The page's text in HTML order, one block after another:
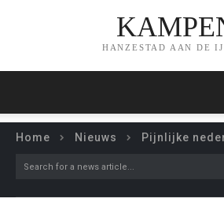
HANZESTAD AAN DE
Home Nieuws Pijnlijke
Search for a news article...